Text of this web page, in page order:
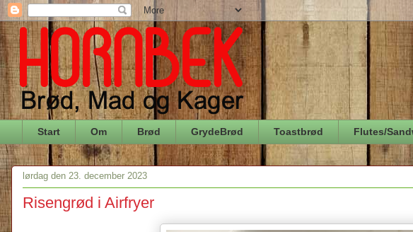
Start Om Brød GrydeBrød Toastbrød Flutes/
lørdag den 23. december 2023
Risengrød i Airfryer